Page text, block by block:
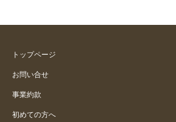
春夏向き
定番にして欲しい
トップページ
お問い合せ
事業約款
初めての方へ